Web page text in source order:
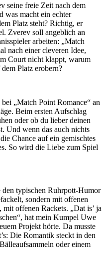
seine freie Zeit nach dem
was macht ein echter
Platz steht? Richtig, er
Zverev soll angeblich an
arbeiten: „Match
nach einer cleveren Idee,
Court nicht klappt, warum
Platz erobern?
„Match Point Romance“ an
Beim ersten Aufschlag
oder ob du lieber deinen
Und wenn das auch nichts
Chance auf ein gemischtes
So wird die Liebe zum Spiel
typischen Ruhrpott-Humor
sondern mit offenen
offenen Rackets. „Dat is’ ja
hat mein Kumpel Uwe
Projekt hörte. Da musste
Die Romantik steckt in den
oder einem